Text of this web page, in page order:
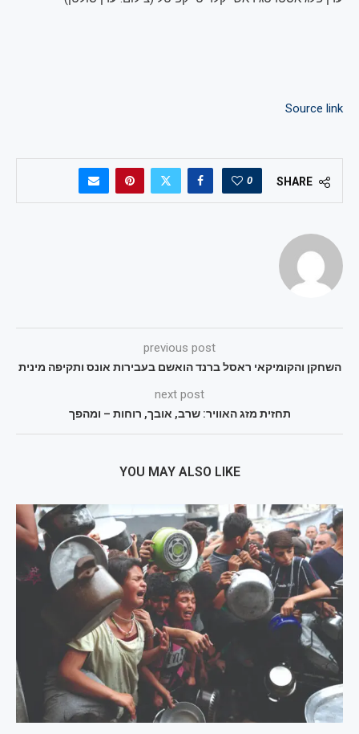
Source link
SHARE
0
previous post
השחקן והקומיקאי ראסל ברנד הואשם בעבירות אונס ותקיפה מינית
next post
תחזית מזג האוויר: שרב, אובך, רוחות – ומהפך
YOU MAY ALSO LIKE